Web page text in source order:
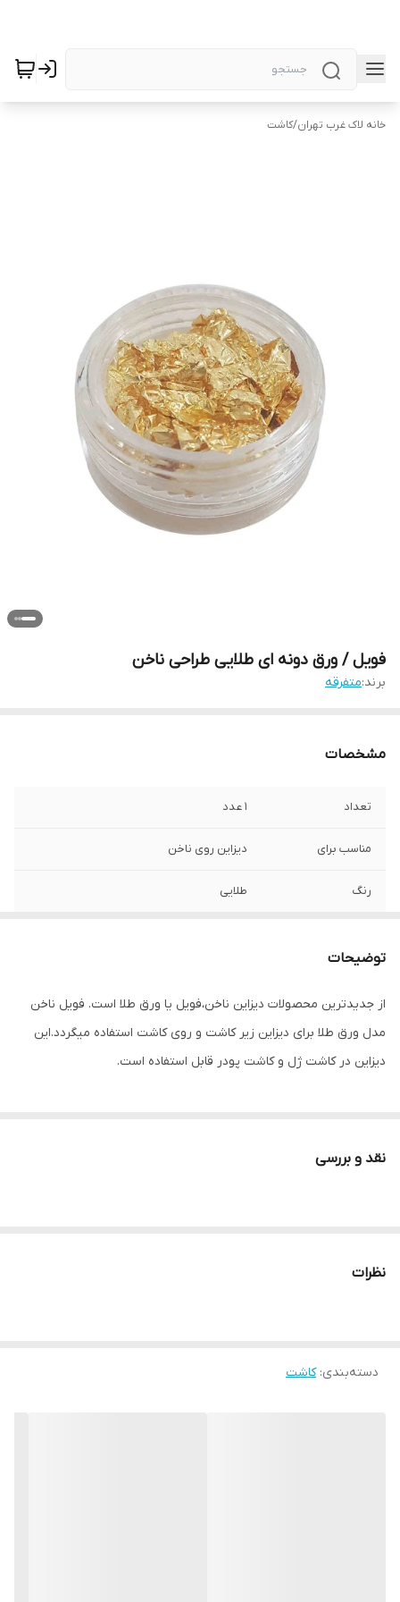
خانه لاک غرب تهران/کاشت
فویل / ورق دونه ای طلایی طراحی ناخن
برند:متفرقه
مشخصات
تعداد 1 عدد
مناسب برای دیزاین روی ناخن
رنگ طلایی
توضیحات
از جدیدترین محصولات دیزاین ناخن،فویل یا ورق طلا است. فویل ناخن
مدل ورق طلا برای دیزاین زیر کاشت و روی کاشت استفاده میگردد.این
دیزاین در کاشت ژل و کاشت پودر قابل استفاده است.
نقد و بررسی
نظرات
دسته‌بندی:کاشت